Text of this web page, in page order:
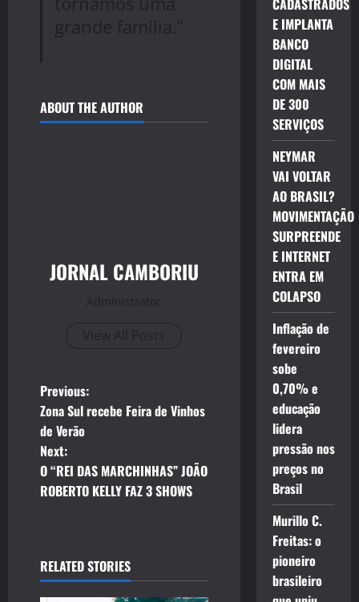
grande família.”
ABOUT THE AUTHOR
JORNAL CAMBORIU
Administrator
View All Posts
P
o
s
t
a
Previous:
Zona Sul recebe Feira de Vinhos
de Verão
Next:
O “REI DAS MARCHINHAS” JOÃO
ROBERTO KELLY FAZ 3 SHOWS
RELATED STORIES
CADASTRADOS
E IMPLANTA
BANCO
DIGITAL
COM MAIS
DE 300
SERVIÇOS
NEYMAR
VAI VOLTAR
AO BRASIL?
MOVIMENTAÇÃO
SURPREENDE
E INTERNET
ENTRA EM
COLAPSO
Inflação de
fevereiro
sobe
0,70% e
educação
lidera
pressão nos
preços no
Brasil
Murillo C.
Freitas: o
pioneiro
brasileiro